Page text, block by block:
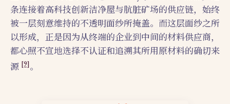
条连接着高科技创新洁净屋与肮脏矿场的供应链，始终
被一层刻意维持的不透明面纱所掩盖。而这层面纱之所
以形成，正是因为从终端的企业到中间的材料供应商，
都心照不宣地选择不认证和追溯其所用原材料的确切来
源 [9]。